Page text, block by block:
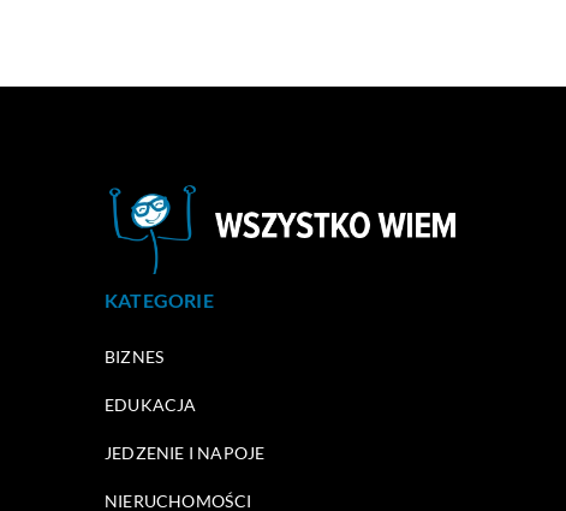
KATEGORIE
BIZNES
EDUKACJA
JEDZENIE I NAPOJE
NIERUCHOMOŚCI